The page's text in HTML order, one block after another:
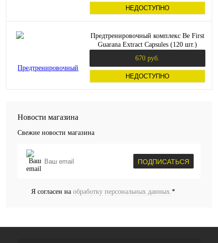
НЕДОСТУПНО
Предтренировочный комплекс Be First
Guarana Extract Capsules (120 шт.)
670 руб.
НЕДОСТУПНО
Новости магазина
Свежие новости магазина
ПОДПИСАТЬСЯ
Я согласен на обработку персональных данных. *